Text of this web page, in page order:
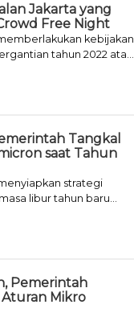
Jakarta yang
Free Night
kebijakan
tahun 2022 atau
dua hari.
Tangkal
saat Tahun
strategi
libur tahun baru
Pemerintah
Mikro